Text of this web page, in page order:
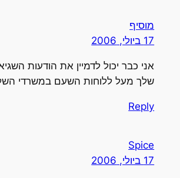
מוסיף
17 ביולי, 2006
אני כבר יכול לדמיין את הודעות
שלך מעל ללוחות השעם במשרדי
Reply
Spice
17 ביולי, 2006